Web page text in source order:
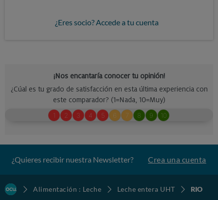
¿Eres socio? Accede a tu cuenta
¿Quieres recibir nuestra Newsletter? Crea una cuenta
Alimentación : Leche Leche entera UHT
RIO